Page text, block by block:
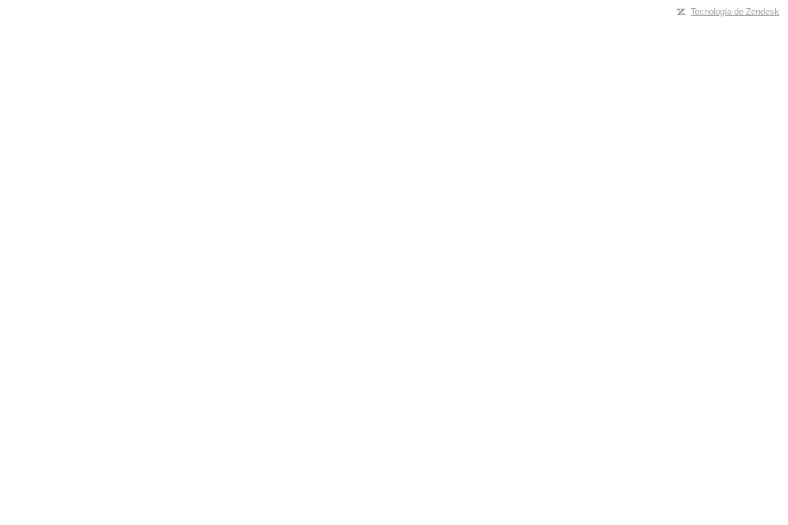
Tecnología de Zendesk